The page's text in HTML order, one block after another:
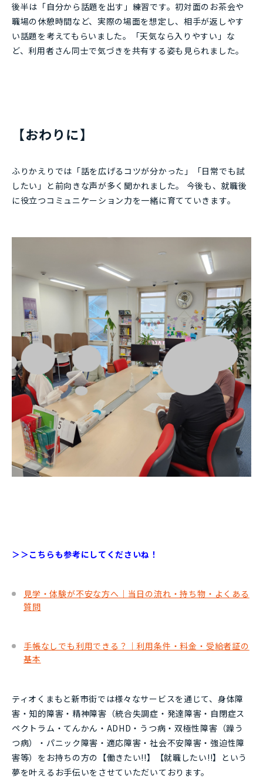
後半は「自分から話題を出す」練習です。初対面のお茶会や
職場の休憩時間など、実際の場面を想定し、相手が返しやす
い話題を考えてもらいました。「天気なら入りやすい」な
ど、利用者さん同士で気づきを共有する姿も見られました。
【おわりに】
ふりかえりでは「話を広げるコツが分かった」「日常でも試
したい」と前向きな声が多く聞かれました。 今後も、就職後
に役立つコミュニケーション力を一緒に育てていきます。
＞＞こちらも参考にしてくださいね！
見学・体験が不安な方へ｜当日の流れ・持ち物・よくある
質問
手帳なしでも利用できる？｜利用条件・料金・受給者証の
基本
ティオくまもと新市街では様々なサービスを通じて、身体障
害・知的障害・精神障害（統合失調症・発達障害・自閉症ス
ペクトラム・てんかん・ADHD・うつ病・双極性障害（躁う
つ病）・パニック障害・適応障害・社会不安障害・強迫性障
害等）をお持ちの方の【働きたい!!】【就職したい!!】という
夢を叶えるお手伝いをさせていただいております。